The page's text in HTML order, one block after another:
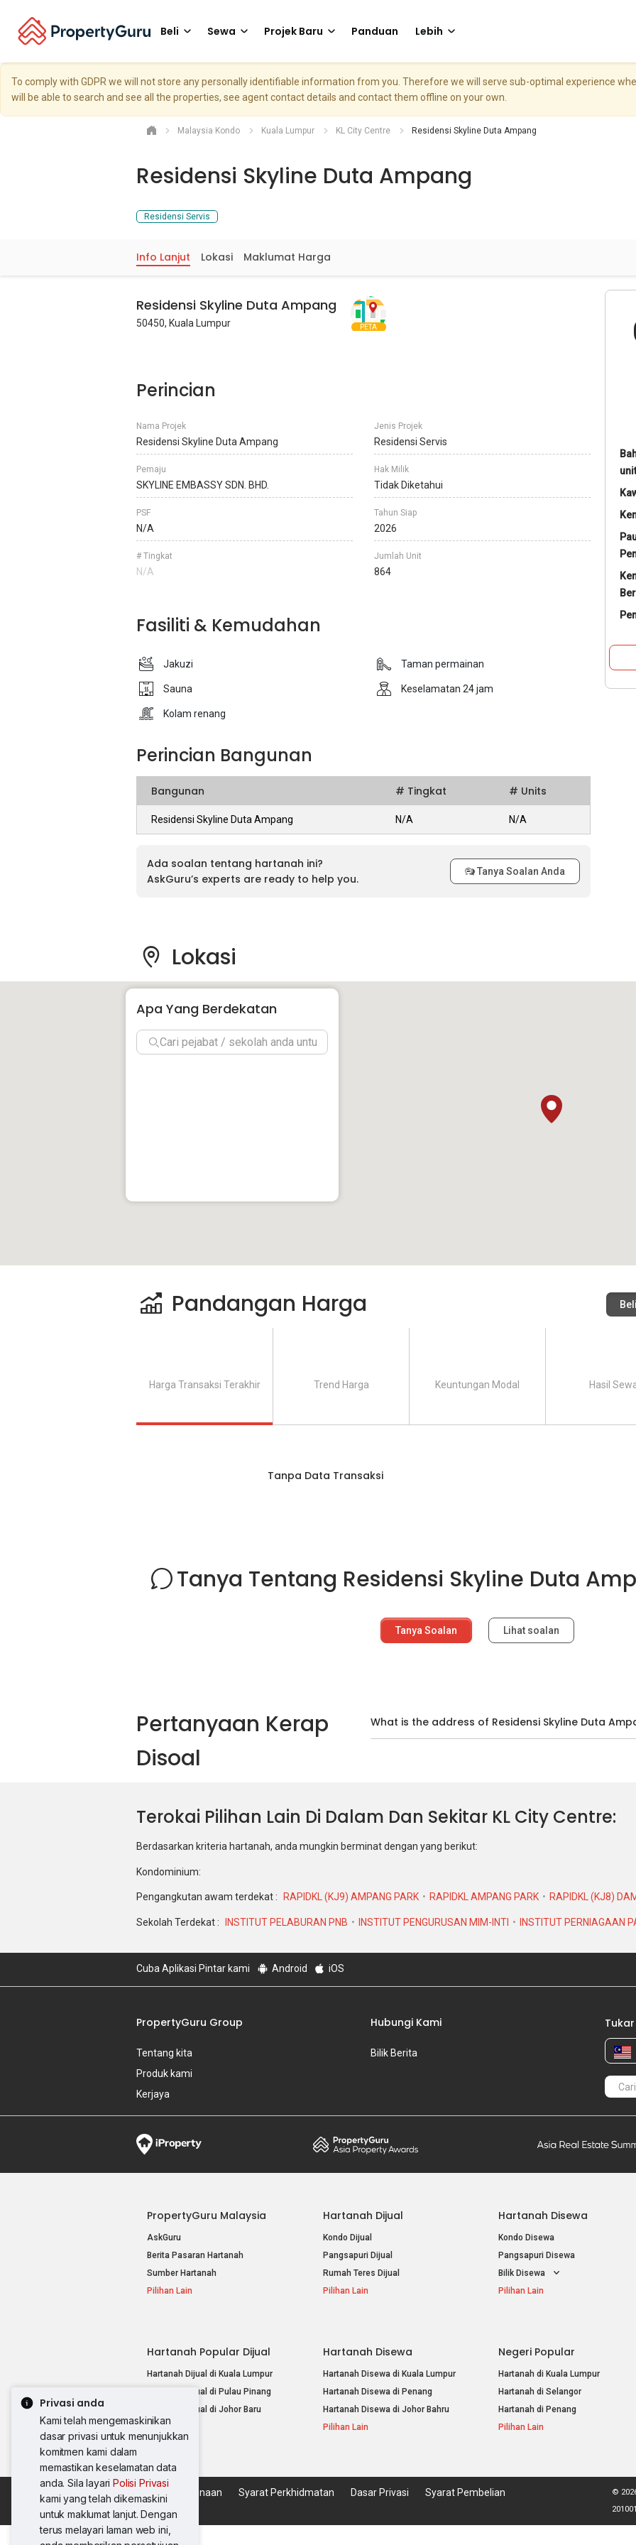
Beli Sewa Projek Baru Panduan Lebih
Privasi anda
Kami telah mengemaskinikan
dasar privasi untuk menunjukkan
komitmen kami dalam
memastikan keselamatan data
anda. Sila layariPolisi Privasi
kami yang telah dikemaskini
untuk maklumat lanjut. Dengan
terus melayari laman web ini,
To comply with GDPR we will not store any personally identifiable information from you. Therefore we will serve sub-optimal experience
will be able to search and see all the properties, see agent contact details and contact them offline on your own.
Malaysia Kondo Kuala Lumpur KL City Centre Residensi Skyline Duta Ampang
Residensi Skyline Duta Ampang
Residensi Servis
Info Lanjut Lokasi Maklumat Harga
Residensi Skyline Duta Ampang
50450, Kuala Lumpur PETA
Perincian
Nama Projek
Residensi Skyline Duta Ampang
Jenis Projek
Residensi Servis
Pemaju
SKYLINE EMBASSY SDN. BHD.
Hak Milik
Tidak Diketahui
PSF
N/A
Tahun Siap
2026
# Tingkat
N/A
Jumlah Unit
864
Fasiliti & Kemudahan
Jakuzi Taman permainan
Sauna Keselamatan 24 jam
Kolam renang
Perincian Bangunan
Bangunan # Tingkat # Units
Residensi Skyline Duta Ampang N/A N/A
Ada soalan tentang hartanah ini?
AskGuru’s experts are ready to help you.
Tanya Soalan Anda
unit
Lokasi
Apa Yang Berdekatan
Pandangan Harga Beli
Harga Transaksi Terakhir
Tanpa Data Transaksi
Trend Harga Keuntungan Modal Hasil
Tanya Tentang Residensi Skyline Duta
Tanya Soalan Lihat soalan
Pertanyaan Kerap
Disoal
What is the address of Residensi Skyline Duta
Terokai Pilihan Lain Di Dalam Dan Sekitar KL City Centre
Berdasarkan kriteria hartanah, anda mungkin berminat dengan yang berikut:
Kondominium:
Pengangkutan awam terdekat : RAPIDKL (KJ9) AMPANG PARK RAPIDKL AMPANG PARK RAPIDKL (KJ8)
Sekolah Terdekat : INSTITUT PELABURAN PNB INSTITUT PENGURUSAN MIM-INTI INSTITUT PERNIAGAAN
Cuba Aplikasi Pintar kami Android iOS
PropertyGuru Group
Tentang kita
Produk kami
Kerjaya
Hubungi Kami
Bilik Berita
PropertyGuru Malaysia
AskGuru
Berita Pasaran Hartanah
Sumber Hartanah
Pilihan Lain
Hartanah Dijual
Kondo Dijual
Pangsapuri Dijual
Rumah Teres Dijual
Pilihan Lain
Hartanah Disewa
Kondo Disewa
Pangsapuri Disewa
Bilik Disewa
Pilihan Lain
Hartanah Popular Dijual
Hartanah Dijual di Kuala Lumpur
Hartanah Dijual di Pulau Pinang
Hartanah Dijual di Johor Baru
Pilihan Lain
Hartanah Disewa
Hartanah Disewa di Kuala Lumpur
Hartanah Disewa di Penang
Hartanah Disewa di Johor Bahru
Pilihan Lain
Negeri Popular
Hartanah di Kuala Lumpur
Hartanah di Selangor
Hartanah di Penang
Pilihan Lain
Dasar Penggunaan Syarat Perkhidmatan Dasar Privasi Syarat Pembelian
©